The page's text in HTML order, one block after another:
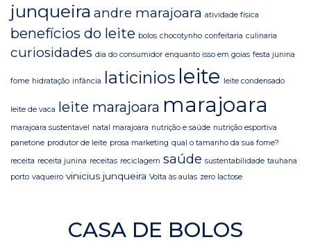
junqueira andre marajoara atividade física
benefícios do leite bolos chocotynho confeitaria culinaria
curiosidades dia do consumidor enquanto isso em goias festa junina
fome hidratação infância laticinios leite leite condensado
leite de vaca leite marajoara marajoara
marajoara sustentavel natal marajoara nutrição e saúde nutrição esportiva
panetone produtor de leite prosa marketing qual o tamanho da sua fome?
receita receita junina receitas reciclagem saúde sustentabilidade tauhana
porto vaqueiro vinicius junqueira Volta às aulas zero lactose
CASA DE BOLOS